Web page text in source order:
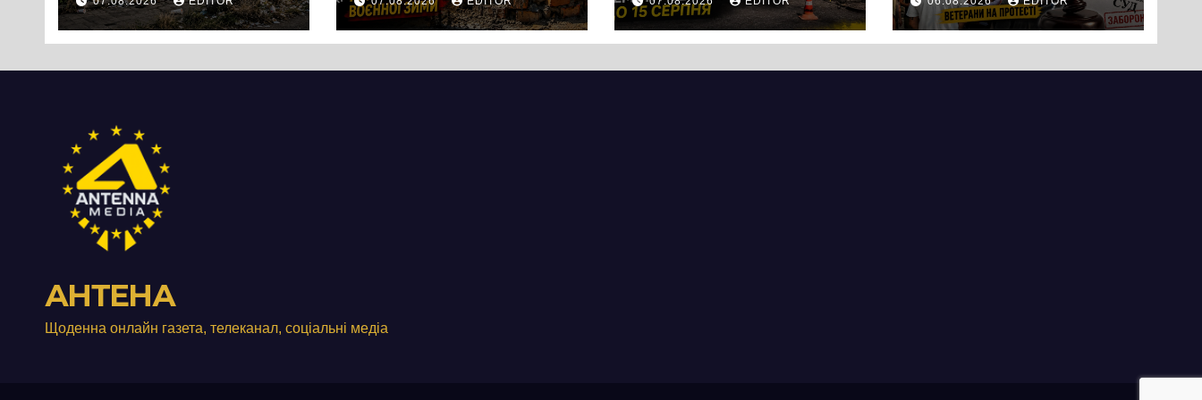
Черкас
перетворився на
Святотроїцькій
затягнувся
вулицею
Хрещатик на
вийшли на
протест до стін
АНТЕНА
Щоденна онлайн газета, телеканал, соціальні медіа